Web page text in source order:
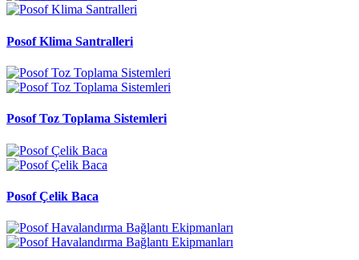
Posof Klima Santralleri
Posof Toz Toplama Sistemleri
Posof Çelik Baca